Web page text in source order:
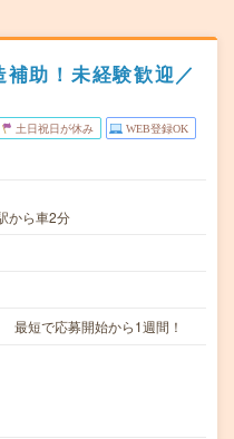
助！未経験歓迎／
土日祝日が休み WEB登録OK
から車2分
最短で応募開始から1週間！